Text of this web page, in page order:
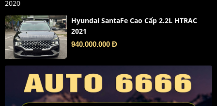
Hyundai SantaFe Cao Cấp 2.2L HTRAC
2021
940.000.000 Đ